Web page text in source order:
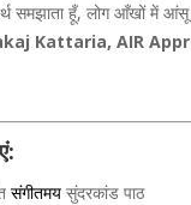
समझाता हूँ, लोग आँखों में
Kattaria, AIR
संगीतमय सुंदरकांड पाठ